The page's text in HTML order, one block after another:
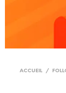
ACCUEIL /